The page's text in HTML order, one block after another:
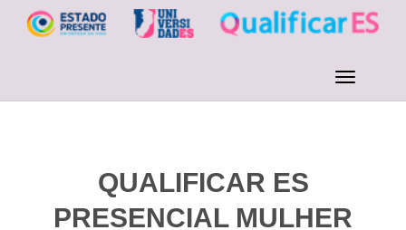
QUALIFICAR ES
PRESENCIAL MULHER